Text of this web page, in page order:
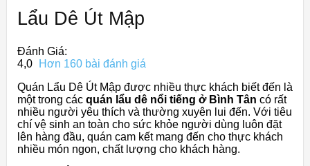
Lẩu Dê Út Mập
Đánh Giá:
4,0
Hơn 160 bài đánh giá
Quán Lẩu Dê Út Mập được nhiều thực khách biết đến là
một trong các quán lẩu dê nổi tiếng ở Bình Tân có rất
nhiều người yêu thích và thường xuyên lui đến. Với tiêu
chí vệ sinh an toàn cho sức khỏe người dùng luôn đặt
lên hàng đầu, quán cam kết mang đến cho thực khách
nhiều món ngon, chất lượng cho khách hàng.